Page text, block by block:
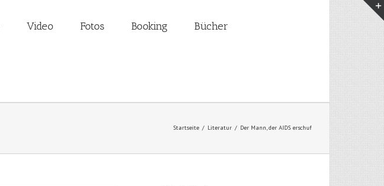
Video Fotos Booking Bücher
Startseite / Literatur / Der Mann, der AIDS erschuf